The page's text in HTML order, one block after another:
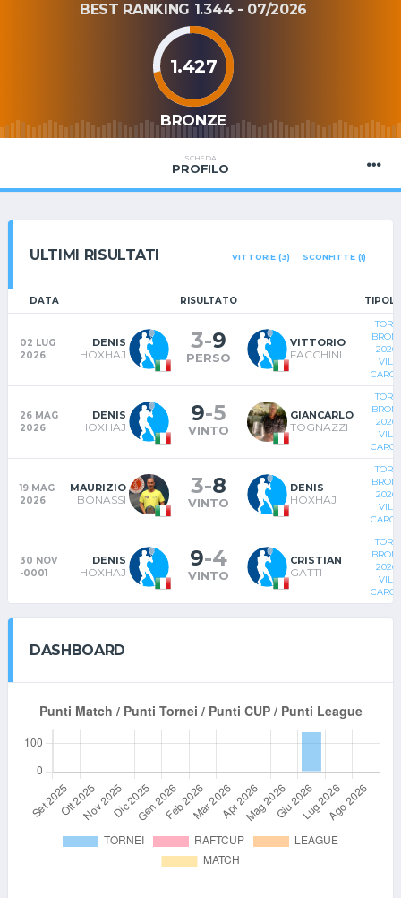
BEST RANKING 1.344 - 07/2026
1.427
BRONZE
SCHEDA
PROFILO
ULTIMI RISULTATI VITTORIE (3) SCONFITTE (1)
DATA RISULTATO
02 LUG
2026
DENIS
HOXHAJ
3-9
PERSO
VITTORIO
FACCHINI
I
2026
26 MAG
2026
DENIS
HOXHAJ
9-5
VINTO
GIANCARLO
TOGNAZZI
I
2026
19 MAG
2026
MAURIZIO
BONASSI
3-8
VINTO
DENIS
HOXHAJ
I
2026
30 NOV
-0001
DENIS
HOXHAJ
9-4
VINTO
CRISTIAN
GATTI
I
2026
DASHBOARD